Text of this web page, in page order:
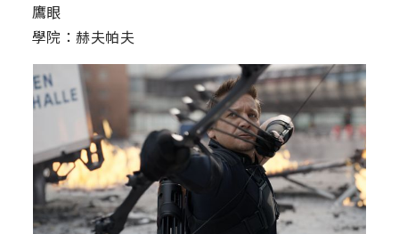
鷹眼
學院：赫夫帕夫